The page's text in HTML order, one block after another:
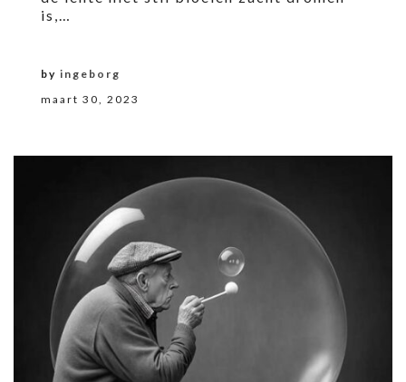
is,…
maart 30, 2023
by ingeborg